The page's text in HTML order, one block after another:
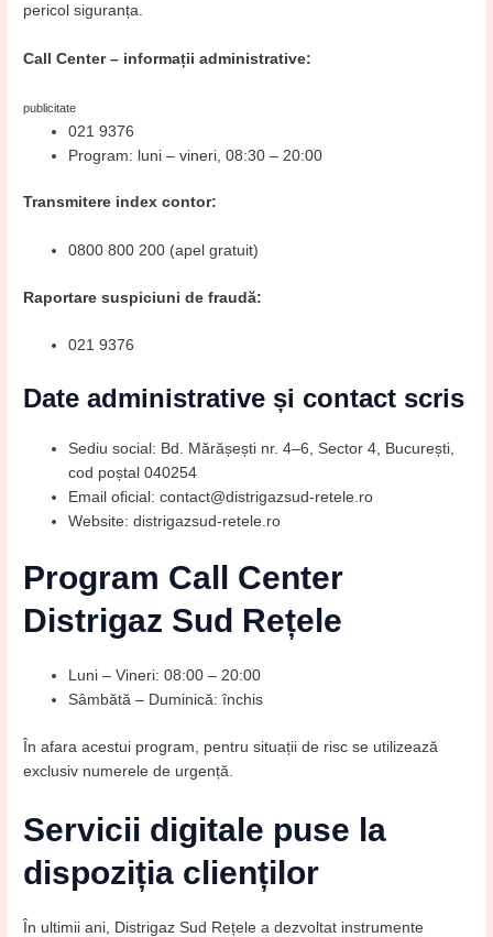
pericol siguranța.
Call Center – informații administrative:
publicitate
021 9376
Program: luni – vineri, 08:30 – 20:00
Transmitere index contor:
0800 800 200 (apel gratuit)
Raportare suspiciuni de fraudă:
021 9376
Date administrative și contact scris
Sediu social: Bd. Mărășești nr. 4–6, Sector 4, București,
cod poștal 040254
Email oficial: contact@distrigazsud-retele.ro
Website: distrigazsud-retele.ro
Program Call Center
Distrigaz Sud Rețele
Luni – Vineri: 08:00 – 20:00
Sâmbătă – Duminică: închis
În afara acestui program, pentru situații de risc se utilizează
exclusiv numerele de urgență.
Servicii digitale puse la
dispoziția clienților
În ultimii ani, Distrigaz Sud Rețele a dezvoltat instrumente